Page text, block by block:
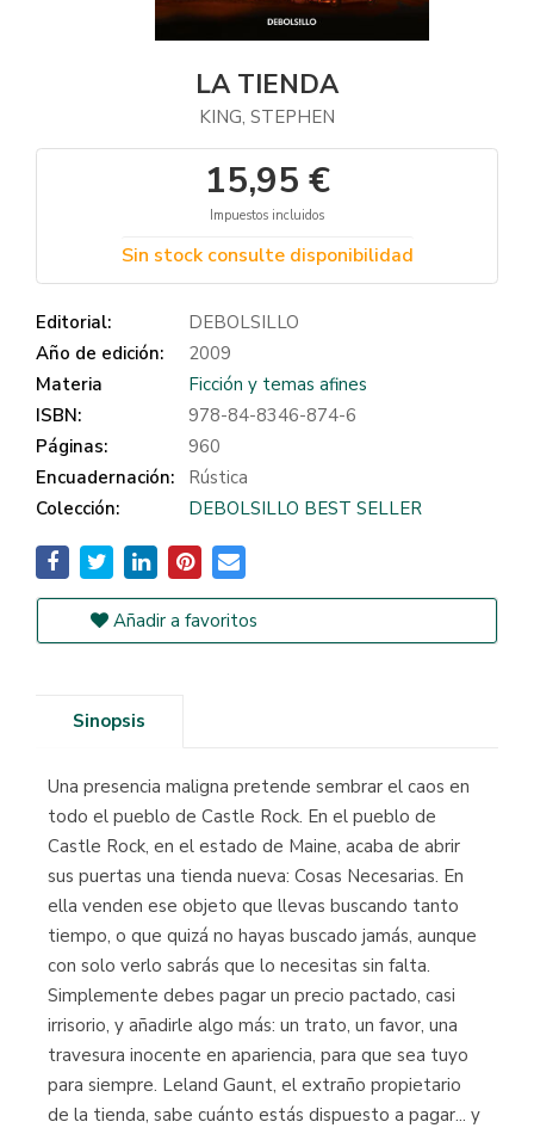
LA TIENDA
KING, STEPHEN
15,95 €
Impuestos incluidos
Sin stock consulte disponibilidad
Editorial:
DEBOLSILLO
Año de edición:
2009
Materia
Ficción y temas afines
ISBN:
978-84-8346-874-6
Páginas:
960
Encuadernación:
Rústica
Colección:
DEBOLSILLO BEST SELLER
Añadir a favoritos
Sinopsis
Una presencia maligna pretende sembrar el caos en
todo el pueblo de Castle Rock. En el pueblo de
Castle Rock, en el estado de Maine, acaba de abrir
sus puertas una tienda nueva: Cosas Necesarias. En
ella venden ese objeto que llevas buscando tanto
tiempo, o que quizá no hayas buscado jamás, aunque
con solo verlo sabrás que lo necesitas sin falta.
Simplemente debes pagar un precio pactado, casi
irrisorio, y añadirle algo más: un trato, un favor, una
travesura inocente en apariencia, para que sea tuyo
para siempre. Leland Gaunt, el extraño propietario
de la tienda, sabe cuánto estás dispuesto a pagar... y